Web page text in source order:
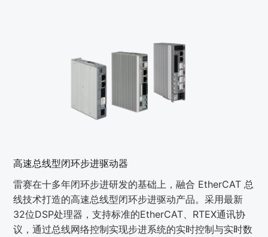
高速总线型闭环步进驱动器
雷赛在十多年闭环步进研发的基础上，融合 EtherCAT 总
线技术打造的高速总线型闭环步进驱动产品。采用最新
32位DSP处理器，支持标准的EtherCAT、RTEX通讯协
议，通过总线网络控制实现步进系统的实时控制与实时数